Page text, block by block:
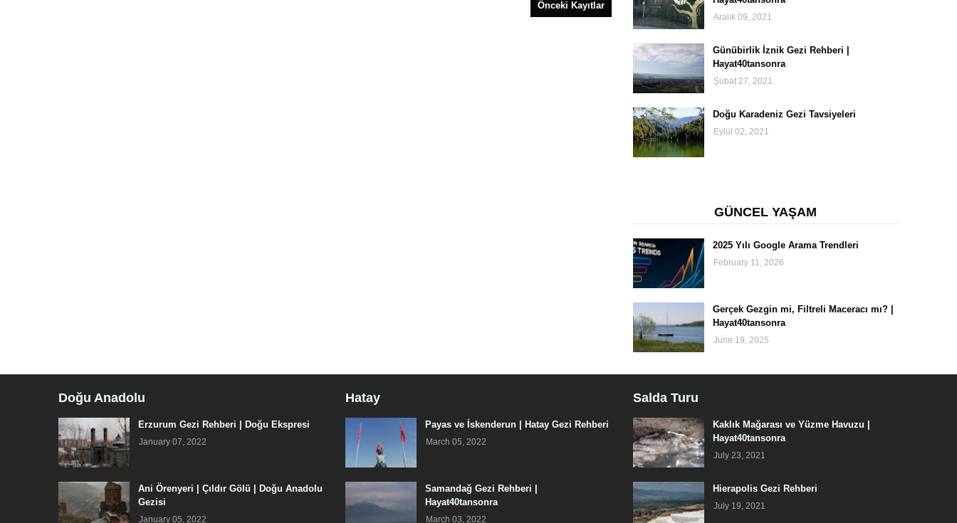
Önceki Kayıtlar
Aralık 09, 2021
Günübirlik İznik Gezi Rehberi |
Hayat40tansonra
Şubat 27, 2021
Doğu Karadeniz Gezi Tavsiyeleri
Eylül 02, 2021
GÜNCEL YAŞAM
2025 Yılı Google Arama Trendleri
February 11, 2026
Gerçek Gezgin mi, Filtreli Maceracı mı? |
Hayat40tansonra
June 19, 2025
Doğu Anadolu
Erzurum Gezi Rehberi | Doğu Ekspresi
January 07, 2022
Ani Örenyeri | Çıldır Gölü | Doğu Anadolu
Gezisi
January 05, 2022
Hatay
Payas ve İskenderun | Hatay Gezi Rehberi
March 05, 2022
Samandağ Gezi Rehberi |
Hayat40tansonra
March 03, 2022
Salda Turu
Kaklık Mağarası ve Yüzme Havuzu |
Hayat40tansonra
July 23, 2021
Hierapolis Gezi Rehberi
July 19, 2021